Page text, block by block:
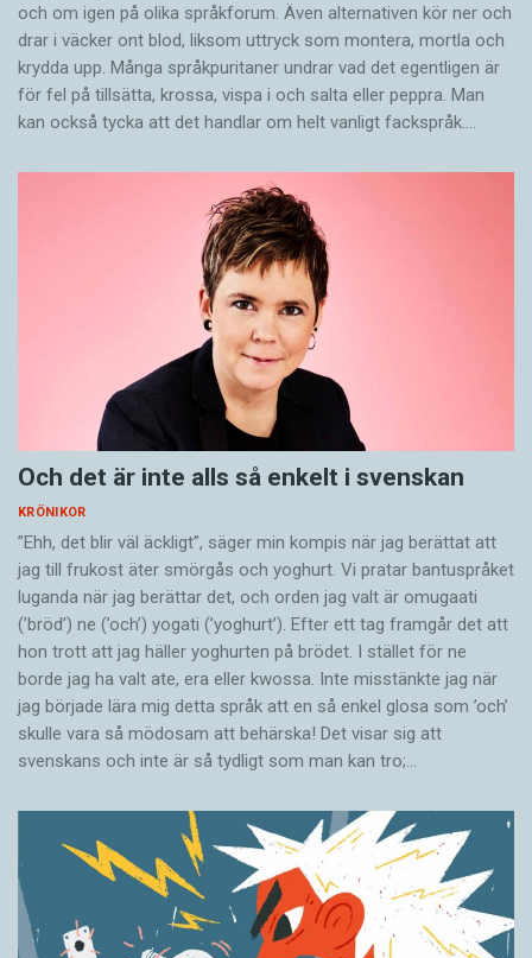
och om igen på olika språkforum. Även alternativen kör ner och
drar i väcker ont blod, liksom uttryck som montera, mortla och
krydda upp. Många språkpuritaner undrar vad det egentligen är
för fel på tillsätta, krossa, vispa i och salta eller peppra. Man
kan också tycka att det handlar om helt vanligt fackspråk.…
Och det är inte alls så enkelt i svenskan
KRÖNIKOR
”Ehh, det blir väl äckligt”, säger min kompis när jag berättat att
jag till frukost äter smörgås och yoghurt. Vi pratar bantuspråket
luganda när jag berättar det, och orden jag valt är omugaati
(’bröd’) ne (’och’) yogati (’yoghurt’). Efter ett tag framgår det att
hon trott att jag häller yoghurten på brödet. I stället för ne
borde jag ha valt ate, era eller kwossa. Inte misstänkte jag när
jag började lära mig detta språk att en så enkel glosa som ’och’
skulle vara så mödosam att behärska! Det visar sig att
svenskans och inte är så tydligt som man kan tro;…